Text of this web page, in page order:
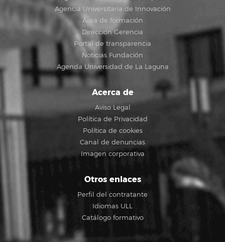
Agencia Universitaria de Innovación
Área de formación
Dirección Gerencia
Portal de transparencia
Noticias Fundación
Agenda Universidad de La Laguna
Acerca de
Aviso Legal
Política de Privacidad
Política de cookies
Canal de denuncias
Imagen corporativa
Otros enlaces
Perfil del contratante
Idiomas ULL
Catálogo formativo